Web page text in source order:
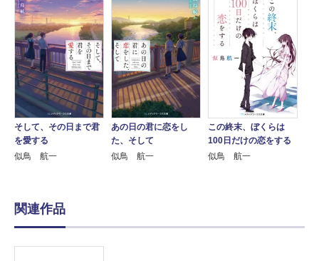
そして、その日まで君
を愛する
似鳥 航一
あの日の君に恋をし
た、そして
似鳥 航一
この終末、ぼくらは
100日だけの恋をする
似鳥 航一
関連作品